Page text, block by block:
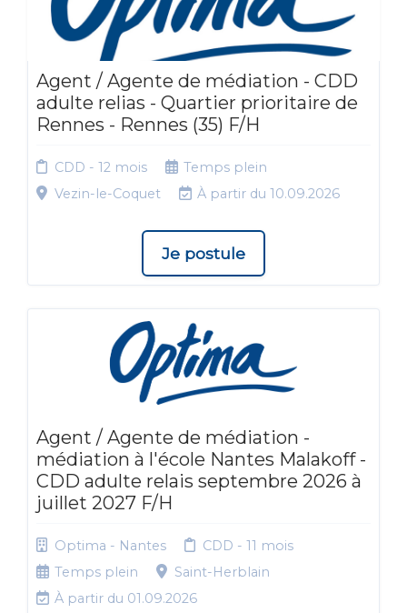
Agent / Agente de médiation - CDD
adulte relias - Quartier prioritaire de
Rennes - Rennes (35) F/H
CDD - 12 mois
Temps plein
Vezin-le-Coquet
À partir du 10.09.2026
Je postule
Agent / Agente de médiation -
médiation à l'école Nantes Malakoff -
CDD adulte relais septembre 2026 à
juillet 2027 F/H
Optima - Nantes
CDD - 11 mois
Temps plein
Saint-Herblain
À partir du 01.09.2026